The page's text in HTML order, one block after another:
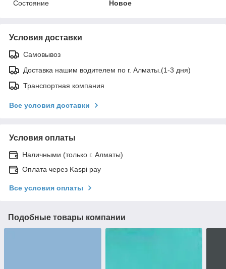
Состояние
Новое
Условия доставки
Самовывоз
Доставка нашим водителем по г. Алматы.(1-3 дня)
Транспортная компания
Все условия доставки
Условия оплаты
Наличными (только г. Алматы)
Оплата через Kaspi pay
Все условия оплаты
Подобные товары компании